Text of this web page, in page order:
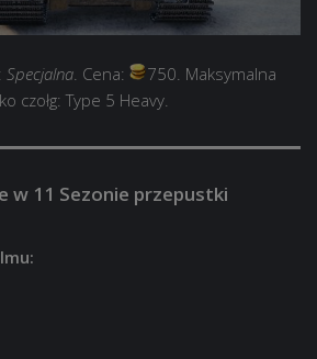
Specjalna . Cena:
750. Maksymalna
czołg: Type 5 Heavy.
w 11 Sezonie przepustki